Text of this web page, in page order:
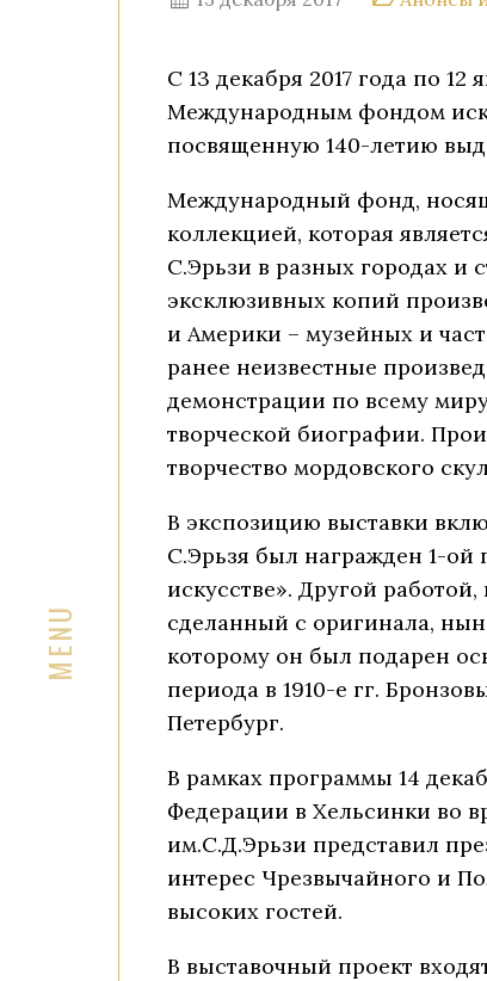
С 13 декабря 2017 года по
Международным фондом
посвященную 140-летию
Международный фонд,
коллекцией, которая
С.Эрьзи в разных городах и
эксклюзивных копий
и Америки – музейных и
ранее неизвестные
демонстрации по всему
творческой биографии.
творчество мордовского
В экспозицию выставки
С.Эрьзя был награжден 1-
искусстве». Другой
сделанный с оригинала,
которому он был подарен
периода в 1910-е гг.
Петербург.
В рамках программы 14
Федерации в Хельсинки во
им.С.Д.Эрьзи представил
интерес Чрезвычайного и
высоких гостей.
В выставочный проект